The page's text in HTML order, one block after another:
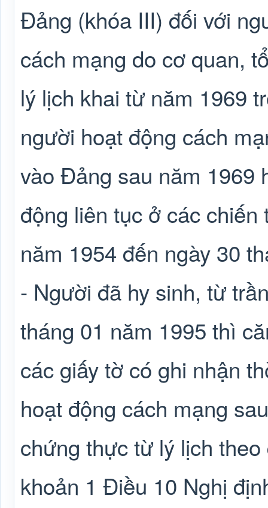
Đảng (khóa III) đối với
cách mạng do cơ quan,
lý lịch khai từ năm 1969
người hoạt động cách
vào Đảng sau năm 1969
động liên tục ở các
năm 1954 đến ngày 30
- Người đã hy sinh, từ
tháng 01 năm 1995 thì
các giấy tờ có ghi nhận
hoạt động cách mạng
chứng thực từ lý lịch
khoản 1 Điều 10 Nghị